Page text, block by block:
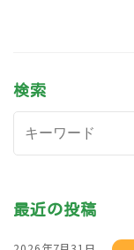
検索
最近の投稿